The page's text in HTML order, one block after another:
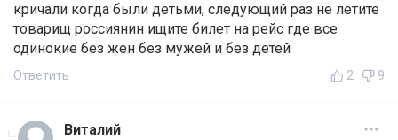
кричали когда были детьми, следующий раз не летите
товарищ россиянин ищите билет на рейс где все
одинокие без жен без мужей и без детей
Ответить 2 9
Виталий